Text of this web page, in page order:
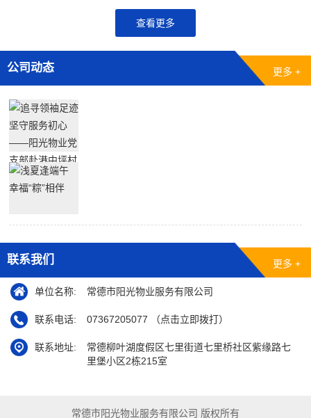
查看更多
公司动态 更多 +
联系我们 更多 +
单位名称: 常德市阳光物业服务有限公司
联系电话: 07367205077 （点击立即拨打）
联系地址:
常德柳叶湖度假区七里街道七里桥社区紫缘路七
里堡小区2栋215室
常德市阳光物业服务有限公司 版权所有